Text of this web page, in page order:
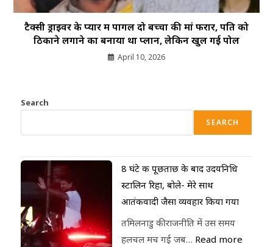
टैक्सी ड्राइवर के प्यार में पागल दो बच्चों की मां फरार, पति को
ठिकाने लगाने का बनाया था प्लान, लेकिन खुल गई पोल
April 10, 2026
Search
SEARCH
8 घंटे की पूछताछ के बाद उदयनिधि
स्टालिन रिहा, बोले- मेरे साथ
आतंकवादी जैसा व्यवहार किया गया
तमिलनाडु की राजनीति में उस समय
हलचल मच गई जब… Read more